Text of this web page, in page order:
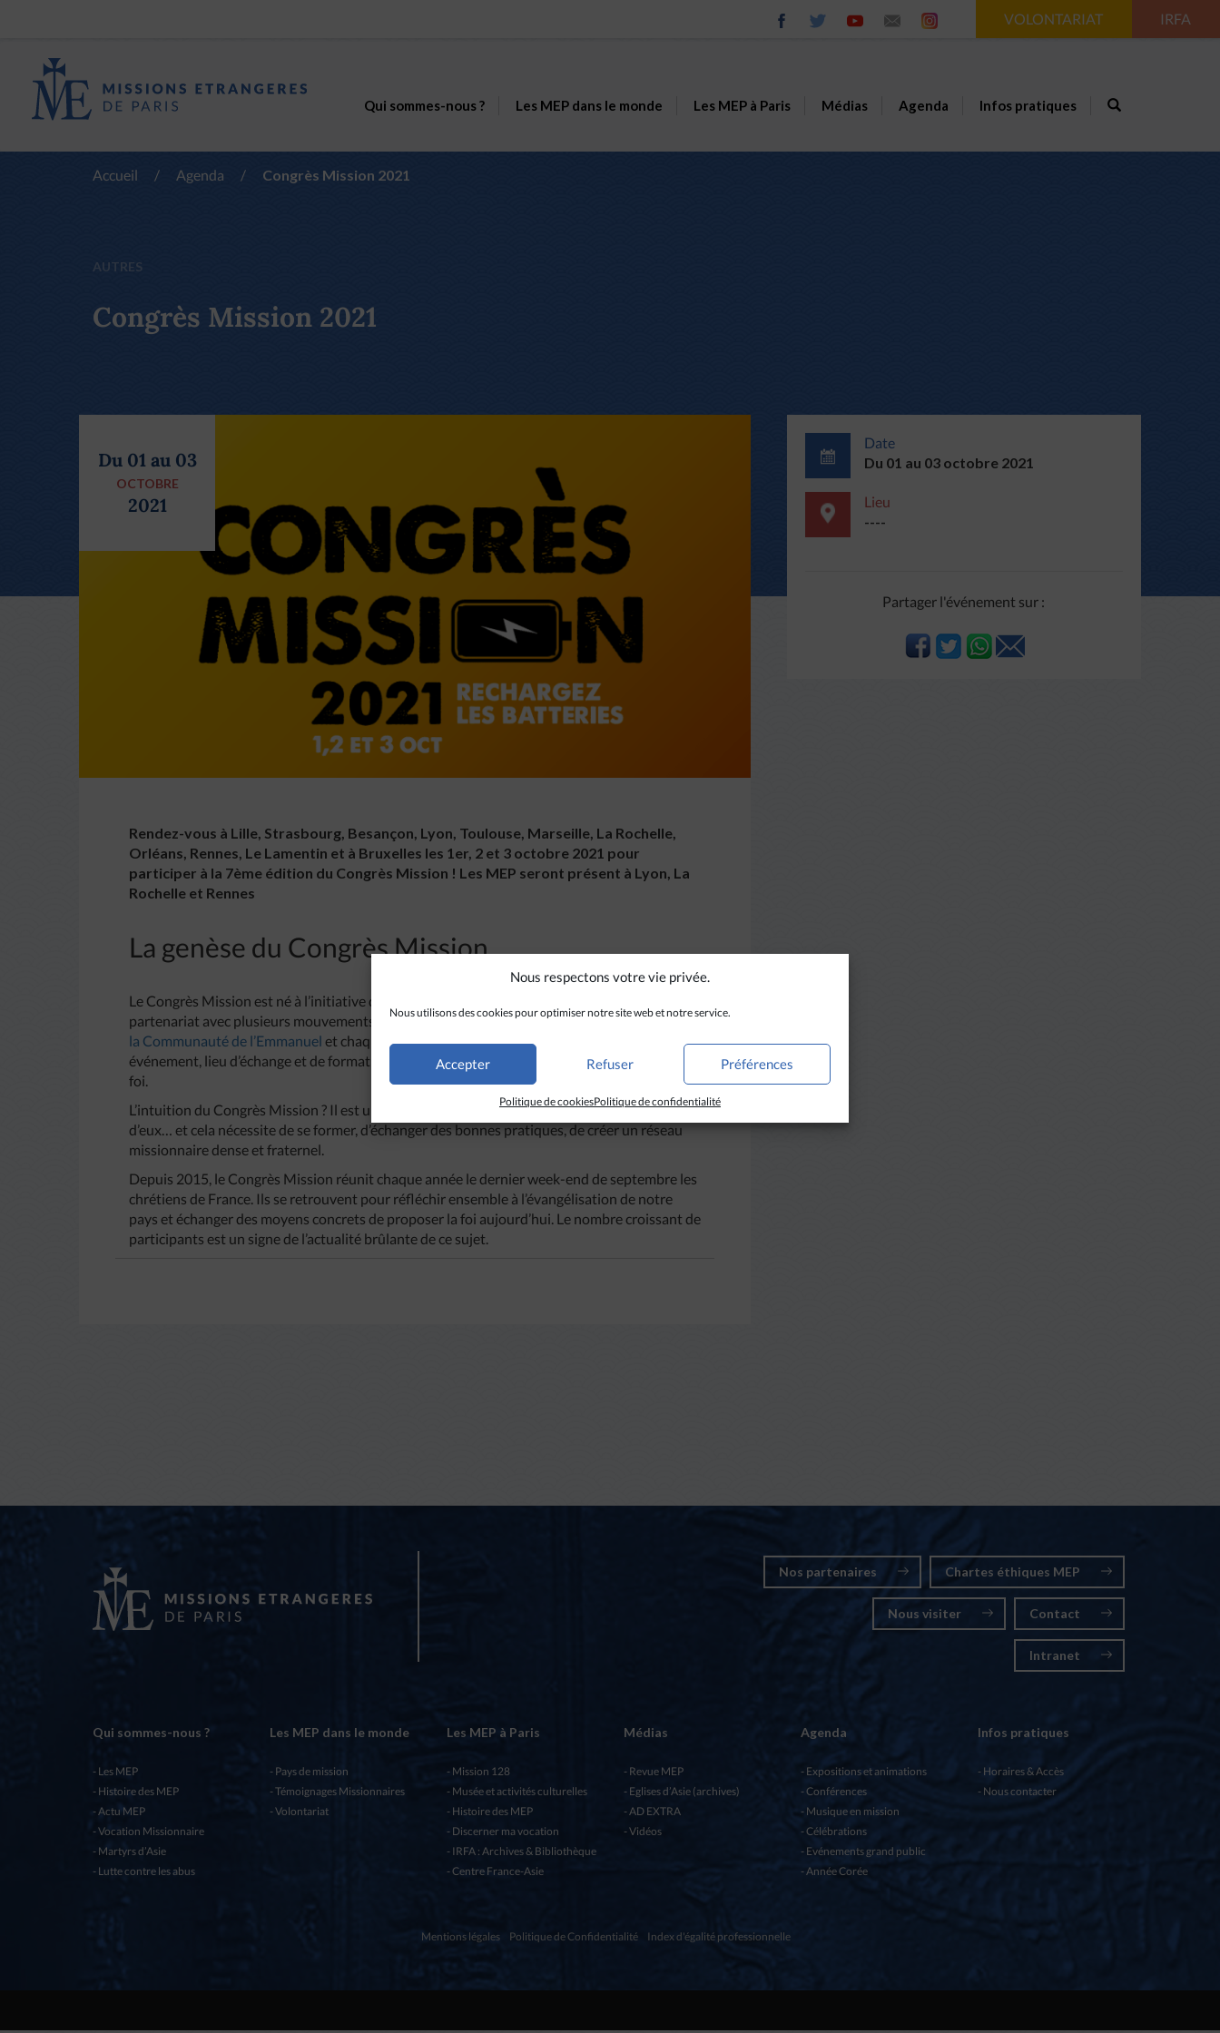
Nous respectons votre vie privée.
Nous utilisons des cookies pour optimiser notre site web et notre service.
Accepter Refuser Préférences
Politique de cookiesPolitique de confidentialité
VOLONTARIAT IRFA
Qui sommes-nous ? Les MEP dans le monde Les MEP à Paris Médias Agenda Infos pratiques
Accueil / Agenda / Congrès Mission 2021
AUTRES
Congrès Mission 2021
Du 01 au 03
OCTOBRE
2021
Rendez-vous à Lille, Strasbourg, Besançon, Lyon, Toulouse, Marseille, La Rochelle,
Orléans, Rennes, Le Lamentin et à Bruxelles les 1er, 2 et 3 octobre 2021 pour
participer à la 7ème édition du Congrès Mission ! Les MEP seront présent à Lyon, La
Rochelle et Rennes
La genèse du Congrès Mission
Le Congrès Mission est né à l’initiative de Raphaël Cornu-Thenard, fondateur d’Anuncio. En
partenariat avec plusieurs mouvements et communautés (initialementAlpha, Ain Karem et
la Communauté de l’Emmanuel et chaque année de nouveauxpartenaires
événement, lieu d’échange et de formation pour découvrir diverses manières de proposer la
foi.
L’intuition du Congrès Mission ? Il est urgent que les catholiques proposent la foi autour
d’eux… et cela nécessite de se former, d’échanger des bonnes pratiques, de créer un réseau
missionnaire dense et fraternel.
Depuis 2015, le Congrès Mission réunit chaque année le dernier week-end de septembre les
chrétiens de France. Ils se retrouvent pour réfléchir ensemble à l’évangélisation de notre
pays et échanger des moyens concrets de proposer la foi aujourd’hui. Le nombre croissant de
participants est un signe de l’actualité brûlante de ce sujet.
Date
Du 01 au 03 octobre 2021
Lieu
----
Partager l'événement sur :
Nos partenaires Chartes éthiques MEP
Nous visiter Contact
Intranet
Qui sommes-nous ?
Les MEP
Histoire des MEP
Actu MEP
Vocation Missionnaire
Martyrs d’Asie
Lutte contre les abus
Les MEP dans le monde
Pays de mission
Témoignages Missionnaires
Volontariat
Les MEP à Paris
Mission 128
Musée et activités culturelles
Histoire des MEP
Discerner ma vocation
IRFA : Archives & Bibliothèque
Centre France-Asie
Médias
Revue MEP
Eglises d’Asie (archives)
AD EXTRA
Vidéos
Agenda
Expositions et animations
Conférences
Musique en mission
Célébrations
Evénements grand public
Année Corée
Infos pratiques
Horaires & Accès
Nous contacter
Mentions légales Politique de Confidentialité Index d'égalité professionnelle